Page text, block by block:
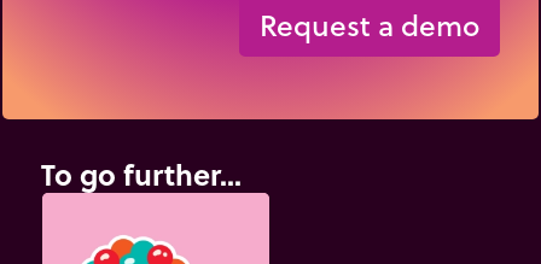
Request a demo
To go further...